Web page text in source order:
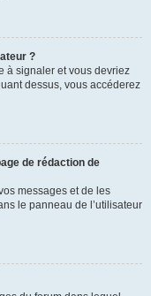
?
à signaler et vous devriez
dessus, vous accéderez
de rédaction de
messages et de les
le panneau de l’utilisateur